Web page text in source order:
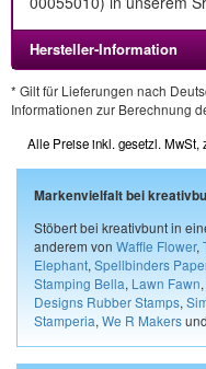
Hersteller-Information
* Gilt für Lieferungen nach
Informationen zur Berechnung
Alle Preise inkl. gesetzl. MwSt,
Markenvielfalt bei
Stöbert bei kreativbunt in
anderem von Waffle Flower,
Elephant, Spellbinders
Stamping Bella, Lawn Fawn,
Designs Rubber Stamps,
Stamperia, We R Makersund